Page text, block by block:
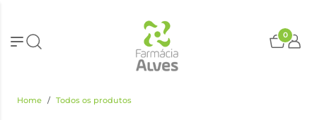
0
Home Todos os produtos